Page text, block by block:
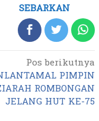
SEBARKAN
Pos berikutnya
PIMPIN
ROMBONGAN
JELANG HUT KE-75